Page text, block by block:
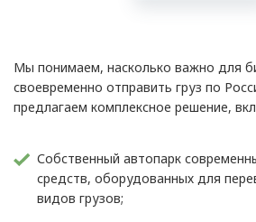
Мы понимаем, насколько важно для
своевременно отправить груз по
предлагаем комплексное решение,
Собственный автопарк
средств, оборудованных для
видов грузов;